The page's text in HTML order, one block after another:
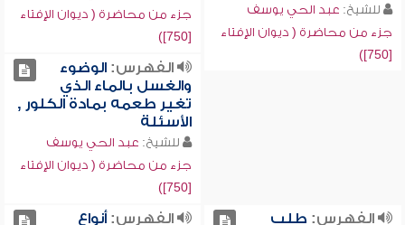
للشيخ: عبد الحي يوسف
جزء من محاضرة ( ديوان الإفتاء
[750])
جزء من محاضرة ( ديوان الإفتاء
[750])
الفهرس:الوضوء
والغسل بالماء الذي
تغير طعمه بمادة الكلور ,
الأسئلة
للشيخ: عبد الحي يوسف
جزء من محاضرة ( ديوان الإفتاء
[750])
الفهرس: طلب
الفهرس:أنواع